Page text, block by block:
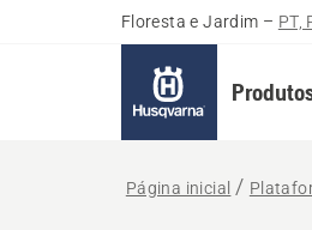
Floresta e Jardim – PT,
Página inicial